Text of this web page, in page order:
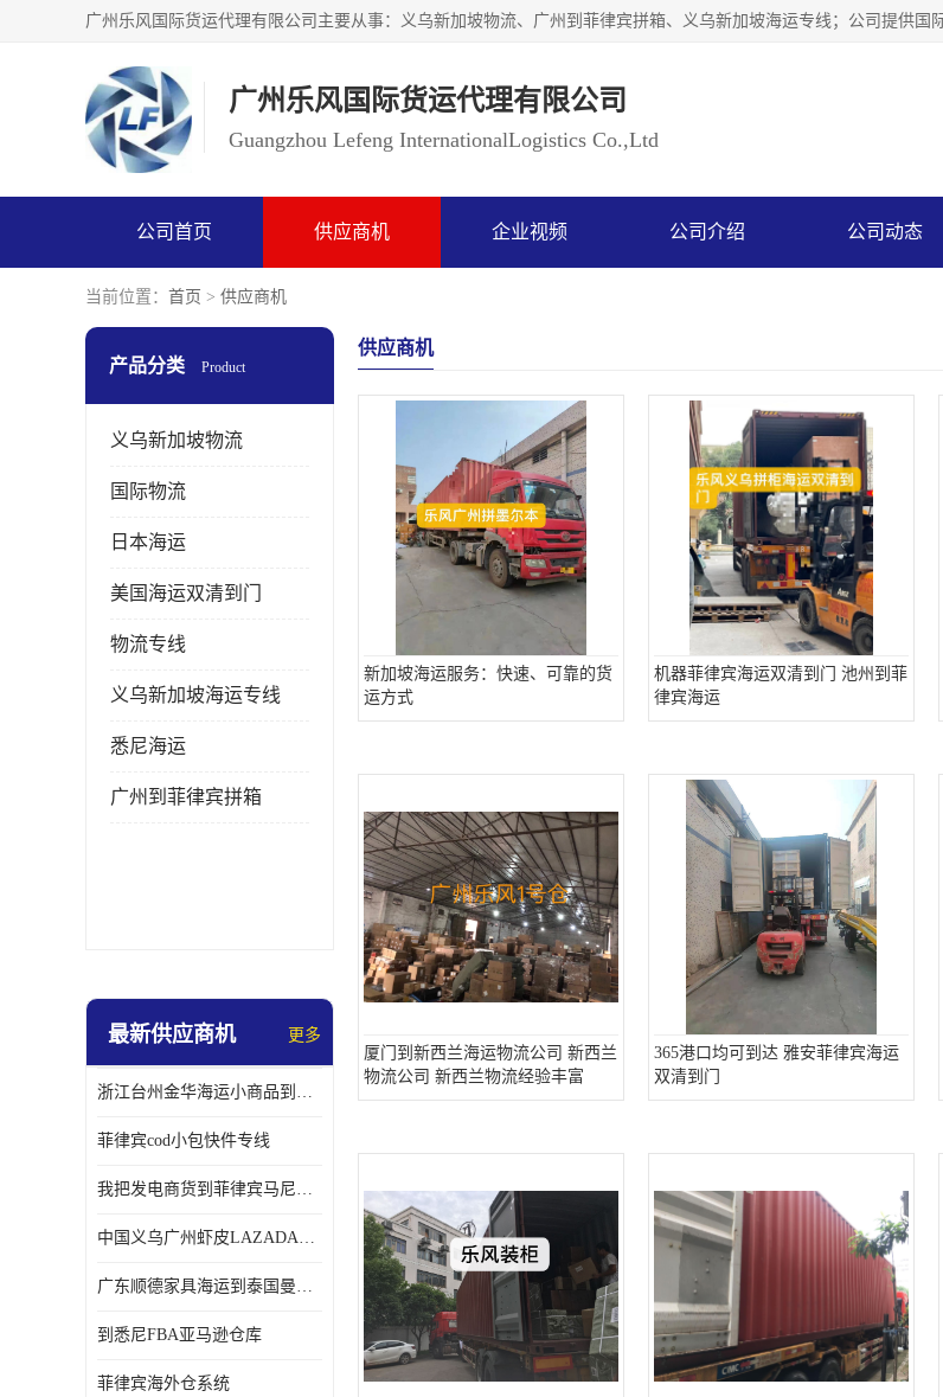
广州乐风国际货运代理有限公司
Guangzhou Lefeng InternationalLogistics Co.,Ltd
公司首页 供应商机 企业视频 公司介绍 公司动态
当前位置： 首页 > 供应商机
产品分类 Product
义乌新加坡物流
国际物流
日本海运
美国海运双清到门
物流专线
义乌新加坡海运专线
悉尼海运
广州到菲律宾拼箱
最新供应商机 更多
浙江台州金华海运小商品到菲律宾马尼拉怎样收费
菲律宾cod小包快件专线
我把发电商货到菲律宾马尼拉独立站海运经验告诉您
中国义乌广州虾皮LAZADA电商货海运菲律宾怎样收费
广东顺德家具海运到泰国曼谷需要提供什么资料给海运公司呢
到悉尼FBA亚马逊仓库
菲律宾海外仓系统
供应商机
新加坡海运服务：快速、可靠的货
运方式
机器菲律宾海运双清到门 池州到菲
律宾海运
厦门到新西兰海运物流公司 新西兰
物流公司 新西兰物流经验丰富
365港口均可到达 雅安菲律宾海运
双清到门